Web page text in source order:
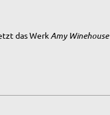
das WerkAmy Winehouse